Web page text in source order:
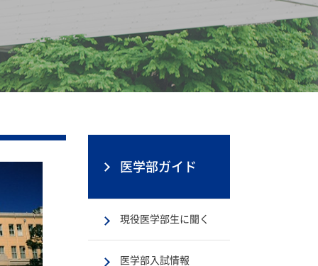
医学部ガイド
現役医学部生に聞く
医学部入試情報